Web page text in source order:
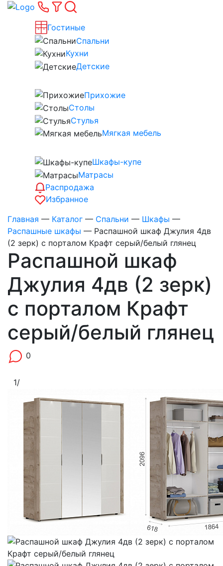
Гостиные
Спальни
Кухни
Детские
Прихожие
Столы
Стулья
Мягкая мебель
Шкафы-купе
Матрасы
Распродажа
Избранное
Главная — Каталог — Спальни — Шкафы —
Распашные шкафы — Распашной шкаф Джулия 4дв
(2 зерк) с порталом Крафт серый/белый глянец
Распашной шкаф
Джулия 4дв (2 зерк)
с порталом Крафт
серый/белый глянец
0
1/